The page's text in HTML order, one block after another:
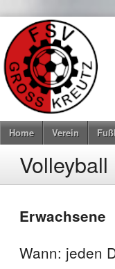
Home Verein
Volleyball
Erwachsene
Wann: jeden